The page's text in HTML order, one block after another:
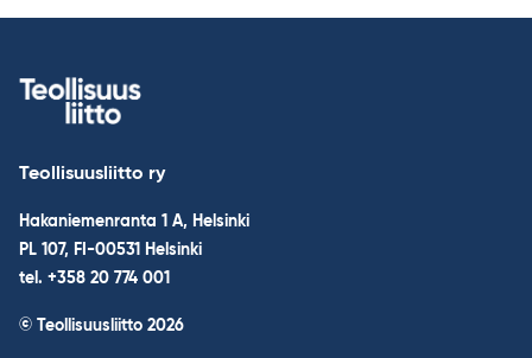
Teollisuusliitto ry
Hakaniemenranta 1 A, Helsinki
PL 107, FI-00531 Helsinki
tel. +358 20 774 001
© Teollisuusliitto 2026